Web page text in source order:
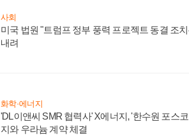
사회
미국 법원 "트럼프 정부 풍력 프로젝트 동결 조
내려
화학·에너지
'DL이앤씨 SMR 협력사' X에너지, '한수원 포스
지와 우라늄 계약 체결